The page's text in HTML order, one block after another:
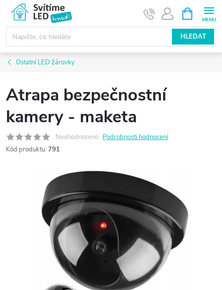
obsah
HLEDAT
NÁKUPNÍ
KOŠÍK
Ostatní LED žárovky
Atrapa bezpečnostní
kamery - maketa
Neohodnoceno Podrobnosti hodnocení
Kód produktu: 791